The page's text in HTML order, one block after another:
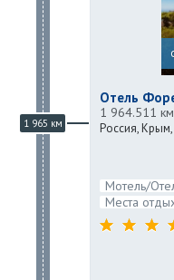
1 965 км
Отель
1 964.511 км
Россия, Крым,
Мотель/
Места